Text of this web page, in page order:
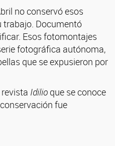
no conservó esos
trabajo. Documentó
Esos fotomontajes
fotográfica autónoma,
que se expusieron por
Idilio que se conoce
fue